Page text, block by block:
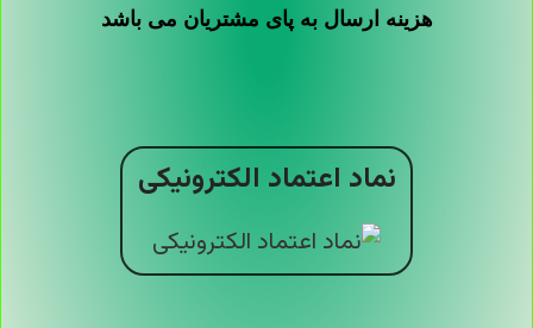
هزینه ارسال به پای مشتریان می باشد
نماد اعتماد الکترونیکی